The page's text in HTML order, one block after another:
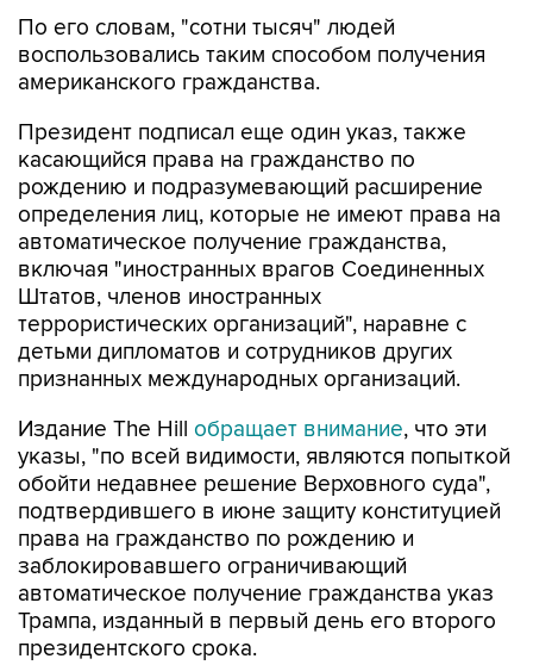
По его словам, "сотни тысяч" людей
воспользовались таким способом получения
американского гражданства.
Президент подписал еще один указ, также
касающийся права на гражданство по
рождению и подразумевающий расширение
определения лиц, которые не имеют права на
автоматическое получение гражданства,
включая "иностранных врагов Соединенных
Штатов, членов иностранных
террористических организаций", наравне с
детьми дипломатов и сотрудников других
признанных международных организаций.
Издание The Hill обращает внимание, что эти
указы, "по всей видимости, являются попыткой
обойти недавнее решение Верховного суда",
подтвердившего в июне защиту конституцией
права на гражданство по рождению и
заблокировавшего ограничивающий
автоматическое получение гражданства указ
Трампа, изданный в первый день его второго
президентского срока.